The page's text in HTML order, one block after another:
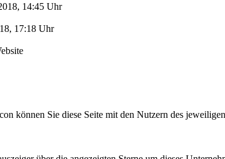
14:45 Uhr
17:18 Uhr
können Sie diese Seite mit den Nutzern des